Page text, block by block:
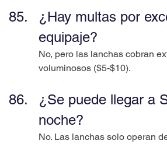
¿Hay multas por
equipaje?
No, pero las lanchas cobran
voluminosos ($5-$10).
¿Se puede llegar a
noche?
No. Las lanchas solo operan